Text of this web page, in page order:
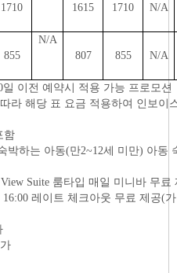
1710
1615
1710 N/A
855
N/A
807
855 N/A
이전 예약시 적용 가능 프로모션
라 해당 표 요금 적용하여 인보이
함
박하는 아동(만2~12세 미만) 아동
View Suite 룸타입 매일 미니바 무료
16:00 레이트 체크아웃 무료 제공(